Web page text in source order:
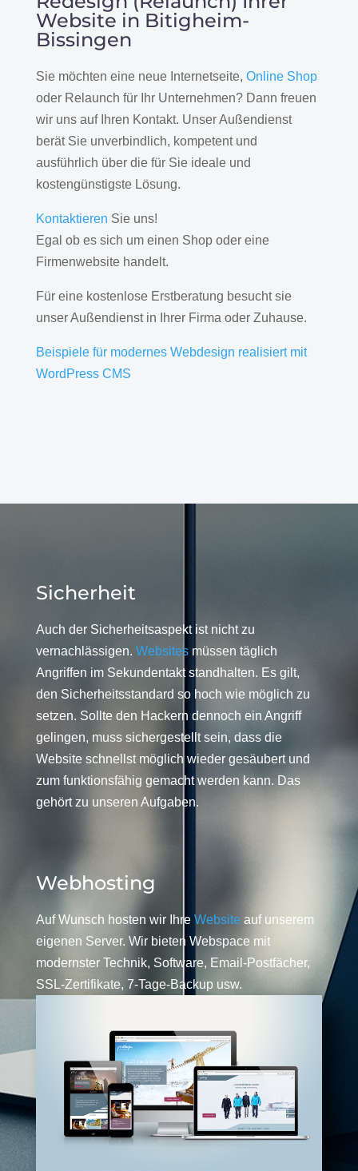
Website in Bitigheim-
Bissingen
Sie möchten eine neue Internetseite, Online Shop
oder Relaunch für Ihr Unternehmen? Dann freuen
wir uns auf Ihren Kontakt. Unser Außendienst
berät Sie unverbindlich, kompetent und
ausführlich über die für Sie ideale und
kostengünstigste Lösung.
Kontaktieren Sie uns!
Egal ob es sich um einen Shop oder eine
Firmenwebsite handelt.
Für eine kostenlose Erstberatung besucht sie
unser Außendienst in Ihrer Firma oder Zuhause.
Beispiele für modernes Webdesign realisiert mit
WordPress CMS
Sicherheit
Auch der Sicherheitsaspekt ist nicht zu
vernachlässigen. Websitesmüssen täglich
Angriffen im Sekundentakt standhalten. Es gilt,
den Sicherheitsstandard so hoch wie möglich zu
setzen. Sollte den Hackern dennoch ein Angriff
gelingen, muss sichergestellt sein, dass die
Website schnellst möglich wieder gesäubert und
zum funktionsfähig gemacht werden kann. Das
gehört zu unseren Aufgaben.
Webhosting
Auf Wunsch hosten wir Ihre Website auf unserem
eigenen Server. Wir bieten Webspace mit
modernster Technik, Software, Email-Postfächer,
SSL-Zertifikate, 7-Tage-Backup usw.